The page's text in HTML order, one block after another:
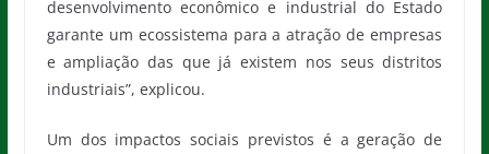
desenvolvimento econômico e industrial do Estado
garante um ecossistema para a atração de empresas
e ampliação das que já existem nos seus distritos
industriais”, explicou.
Um dos impactos sociais previstos é a geração de